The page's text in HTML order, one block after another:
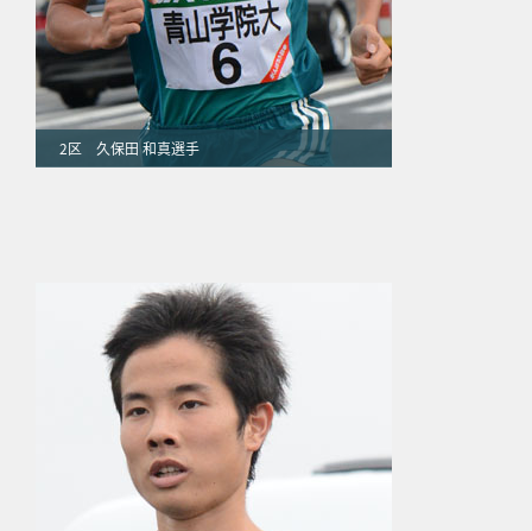
2区 久保田 和真選手